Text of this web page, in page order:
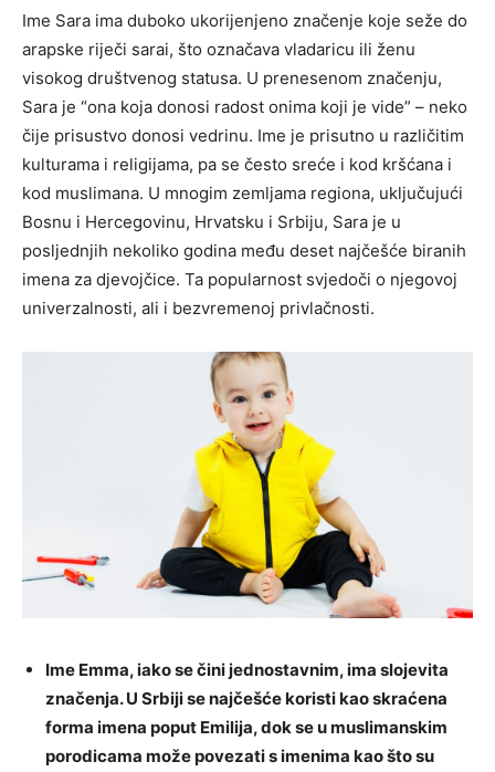
Ime Sara ima duboko ukorijenjeno značenje koje seže do
arapske riječi sarai, što označava vladaricu ili ženu
visokog društvenog statusa. U prenesenom značenju,
Sara je “ona koja donosi radost onima koji je vide” – neko
čije prisustvo donosi vedrinu. Ime je prisutno u različitim
kulturama i religijama, pa se često sreće i kod kršćana i
kod muslimana. U mnogim zemljama regiona, uključujući
Bosnu i Hercegovinu, Hrvatsku i Srbiju, Sara je u
posljednjih nekoliko godina među deset najčešće biranih
imena za djevojčice. Ta popularnost svjedoči o njegovoj
univerzalnosti, ali i bezvremenoj privlačnosti.
Ime Emma, iako se čini jednostavnim, ima slojevita
značenja. U Srbiji se najčešće koristi kao skraćena
forma imena poput Emilija, dok se u muslimanskim
porodicama može povezati s imenima kao što su